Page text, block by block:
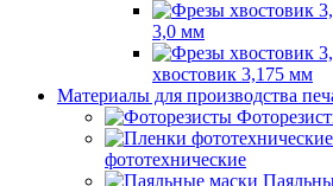
3,0 мм
хвостовик 3,175 мм
Материалы для производства
фототехнические